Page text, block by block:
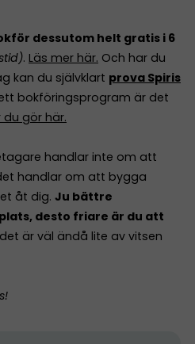
dessutom helt gratis i 6
. Läs mer här. Och har du
kan du självklart prova Spiris
bokföringsprogram är det
du gör här.
handlar inte om att
handlar om att bygga
åt dig. Ju bättre
desto friare är du att
är väl ändå lite av vitsen